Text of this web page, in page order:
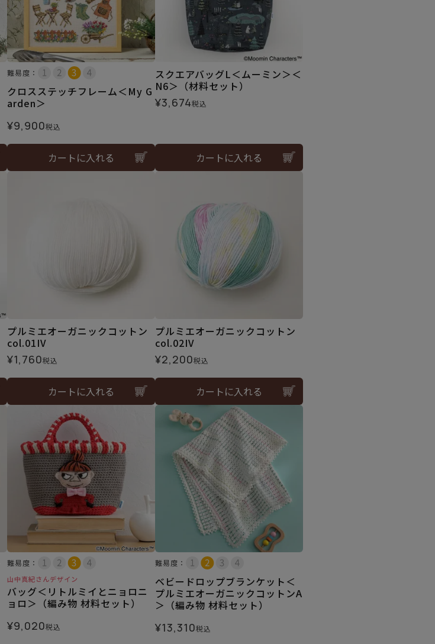
難易度：
クロスステッチフレーム＜My G
arden＞
¥9,900税込
カートに入れる
スクエアバッグL＜ムーミン＞＜
N6＞（材料セット）
¥3,674税込
カートに入れる
プルミエオーガニックコットン
col.01IV
¥1,760税込
カートに入れる
プルミエオーガニックコットン
col.02IV
¥2,200税込
カートに入れる
難易度：
山中真紀さんデザイン
バッグ＜リトルミイとニョロニ
ョロ＞（編み物 材料セット）
¥9,020税込
難易度：
ベビードロップブランケット＜
プルミエオーガニックコットンA
＞（編み物 材料セット）
¥13,310税込